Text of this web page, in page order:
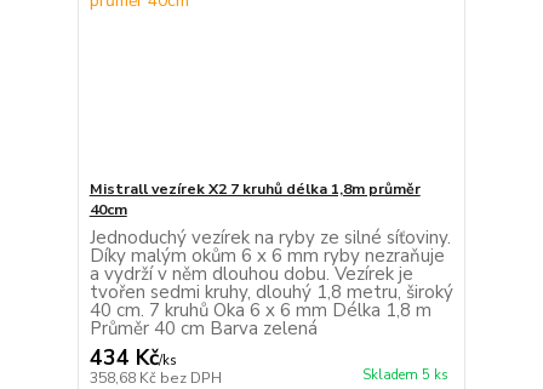
Mistrall vezírek X2 7 kruhů délka 1,8m průměr
40cm
Jednoduchý vezírek na ryby ze silné síťoviny.
Díky malým okům 6 x 6 mm ryby nezraňuje
a vydrží v něm dlouhou dobu. Vezírek je
tvořen sedmi kruhy, dlouhý 1,8 metru, široký
40 cm. 7 kruhů Oka 6 x 6 mm Délka 1,8 m
Průměr 40 cm Barva zelená
434 Kč/ks
358,68 Kč bez DPH Skladem 5 ks